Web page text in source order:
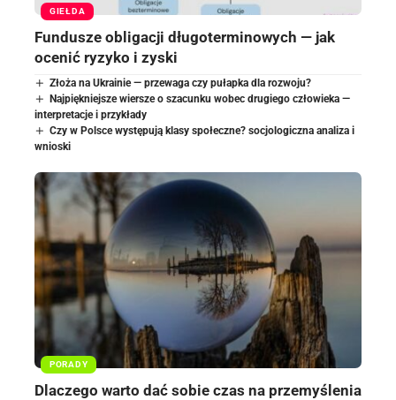
GIEŁDA
Fundusze obligacji długoterminowych — jak
ocenić ryzyko i zyski
Złoża na Ukrainie — przewaga czy pułapka dla rozwoju?
Najpiękniejsze wiersze o szacunku wobec drugiego człowieka —
interpretacje i przykłady
Czy w Polsce występują klasy społeczne? socjologiczna analiza i
wnioski
PORADY
Dlaczego warto dać sobie czas na przemyślenia